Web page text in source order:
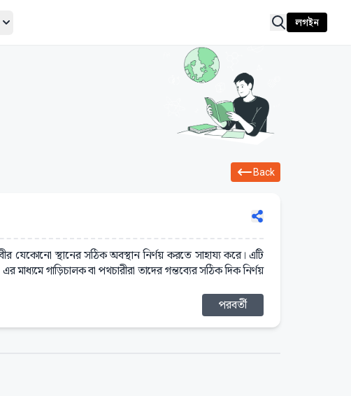
লগইন
Back
যেকোনো স্থানের সঠিক অবস্থান নির্ণয় করতে সাহায্য করে। এটি
মাধ্যমে গাড়িচালক বা পথচারীরা তাদের গন্তব্যের সঠিক দিক নির্ণয়
পরবর্তী